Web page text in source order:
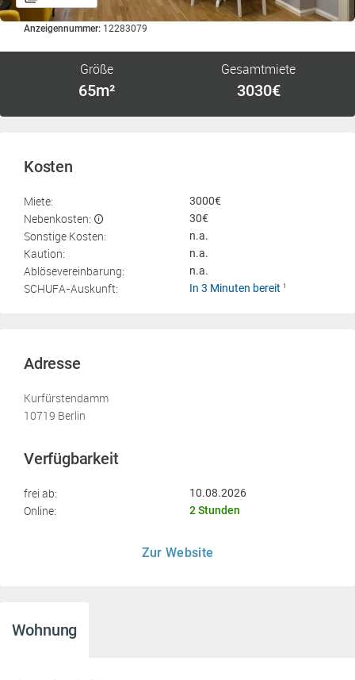
Anzeigennummer: 12283079
Größe
65m²
Gesamtmiete
3030€
Kosten
Miete: 3000€
Nebenkosten: 30€
Sonstige Kosten: n.a.
Kaution: n.a.
Ablösevereinbarung: n.a.
SCHUFA-Auskunft: In 3 Minuten bereit 1
Adresse
Kurfürstendamm
10719 Berlin
Verfügbarkeit
frei ab: 10.08.2026
Online: 2 Stunden
Zur Website
Wohnung